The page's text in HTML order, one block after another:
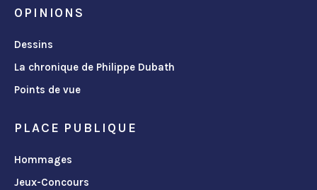
OPINIONS
Dessins
La chronique de Philippe Dubath
Points de vue
PLACE PUBLIQUE
Hommages
Jeux-Concours